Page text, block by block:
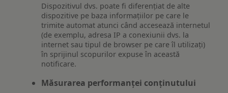
Dispozitivul dvs. poate fi diferențiat de alte
dispozitive pe baza informațiilor pe care le
trimite automat atunci când accesează internetul
(de exemplu, adresa IP a conexiunii dvs. la
internet sau tipul de browser pe care îl utilizați)
în sprijinul scopurilor expuse în această
notificare.
Măsurarea performanței conținutului